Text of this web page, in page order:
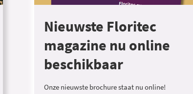
Nieuwste Floritec
magazine nu online
beschikbaar
Onze nieuwste brochure staat nu online!